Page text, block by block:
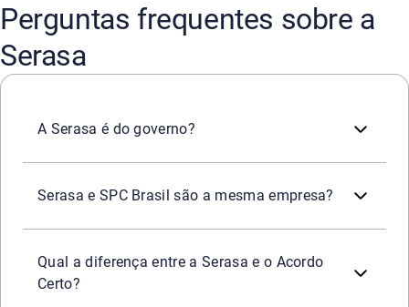
Perguntas frequentes sobre a
Serasa
A Serasa é do governo?
Serasa e SPC Brasil são a mesma empresa?
Qual a diferença entre a Serasa e o Acordo
Certo?